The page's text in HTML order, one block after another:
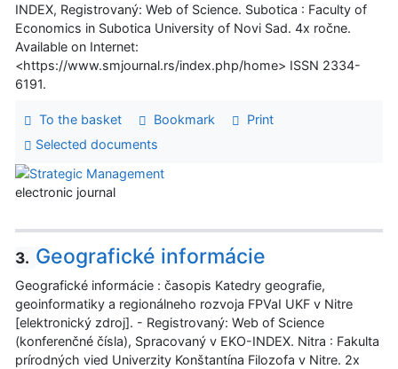
INDEX, Registrovaný: Web of Science. Subotica : Faculty of
Economics in Subotica University of Novi Sad. 4x ročne.
Available on Internet:
<https://www.smjournal.rs/index.php/home> ISSN 2334-
6191.
To the basket Bookmark
Print
Selected documents
electronic journal
3. Geografické informácie
Geografické informácie : časopis Katedry geografie,
geoinformatiky a regionálneho rozvoja FPVaI UKF v Nitre
[elektronický zdroj]. - Registrovaný: Web of Science
(konferenčné čísla), Spracovaný v EKO-INDEX. Nitra : Fakulta
prírodných vied Univerzity Konštantína Filozofa v Nitre. 2x